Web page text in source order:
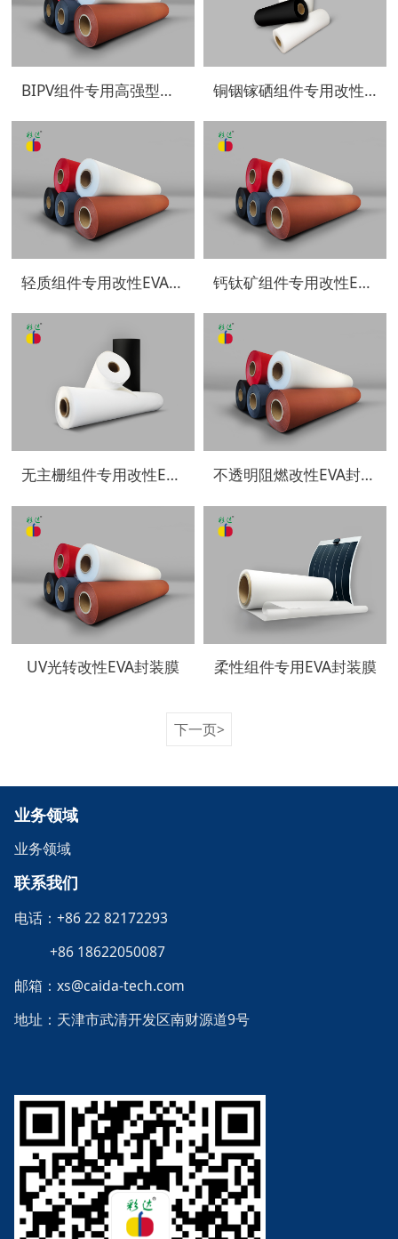
BIPV组件专用高强型改性EVA封装膜 铜铟镓硒组件专用改性EVA封装膜
轻质组件专用改性EVA封装膜 钙钛矿组件专用改性EVA封装膜
无主栅组件专用改性EVA封装膜 不透明阻燃改性EVA封装膜
UV光转改性EVA封装膜 柔性组件专用EVA封装膜
下一页>
业务领域
业务领域
联系我们
电话：+86 22 82172293
+86 18622050087
邮箱：xs@caida-tech.com
地址：天津市武清开发区南财源道9号